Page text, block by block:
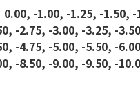
0.00, -1.00, -1.25, -1.50,
-2.75, -3.00, -3.25, -
-4.75, -5.00, -5.50, -
-8.50, -9.00, -9.50, -